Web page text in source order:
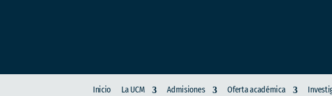
Inicio La UCM Admisiones Oferta académica